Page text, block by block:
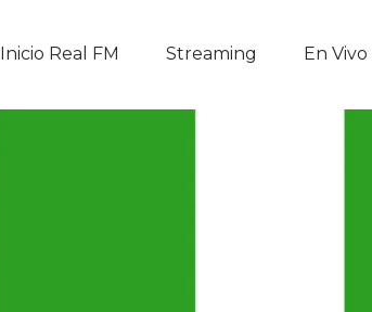
Inicio Real FM Streaming En Vivo